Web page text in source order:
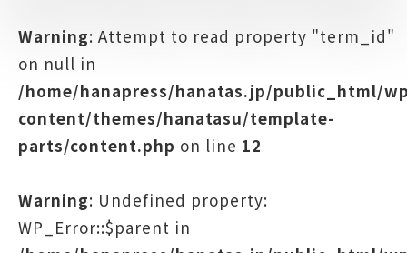
Warning: Attempt to read property "term_id"
on null in
/home/hanapress/hanatas.jp/public_html/
content/themes/hanatasu/template-
parts/content.php on line 12
Warning: Undefined property:
WP_Error::$parent in